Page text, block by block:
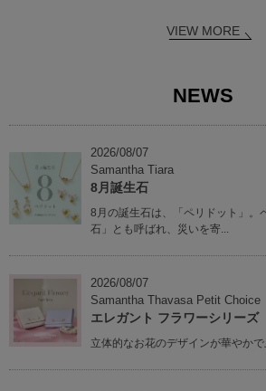
VIEW MORE
NEWS
2026/08/07
Samantha Tiara
8月誕生石
8月の誕生石は、「ペリドット」。
石」とも呼ばれ、災いを寄...
2026/08/07
Samantha Thavasa Petit Choice
エレガント フラワーシリーズ
立体的なお花のデザインが華やか